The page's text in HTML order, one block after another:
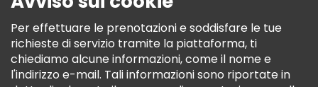
Informativa Sui Cookie
Freetour Premi
Programma Di Fidelizzazione
Per effettuare le prenotazioni e soddisfare le tue
richieste di servizio tramite la piattaforma, ti
chiediamo alcune informazioni, come il nome e
l'indirizzo e-mail. Tali informazioni sono riportate in